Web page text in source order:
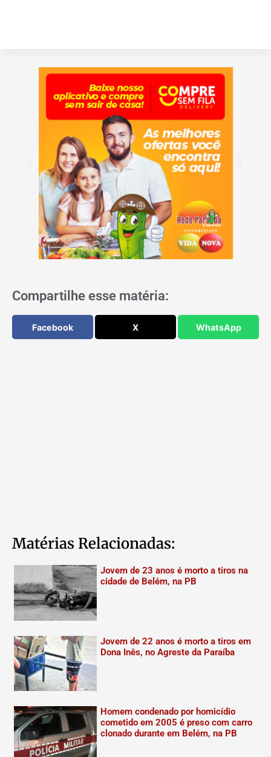
Compartilhe esse matéria:
Facebook X WhatsApp
Matérias Relacionadas:
Jovem de 23 anos é morto a tiros na
cidade de Belém, na PB
Jovem de 22 anos é morto a tiros em
Dona Inês, no Agreste da Paraíba
Homem condenado por homicídio
cometido em 2005 é preso com carro
clonado durante em Belém, na PB